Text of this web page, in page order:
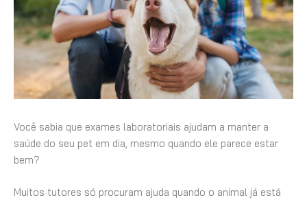
Você sabia que exames laboratoriais ajudam a manter a
saúde do seu pet em dia, mesmo quando ele parece estar
bem?
Muitos tutores só procuram ajuda quando o animal já está